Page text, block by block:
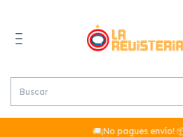
🚚¡No pagues envío! 📦 Hacé